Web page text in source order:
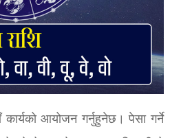
आयोजन गर्नुहुनेछ। पेसा गर्ने